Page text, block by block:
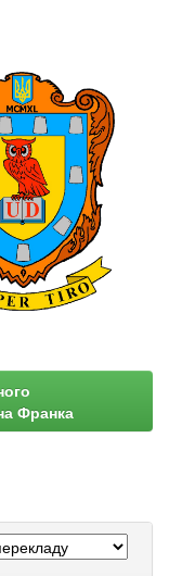
Франка